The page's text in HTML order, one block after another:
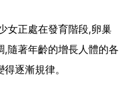
女正處在發育階段,卵巢
隨著年齡的增長人體的各
逐漸規律。